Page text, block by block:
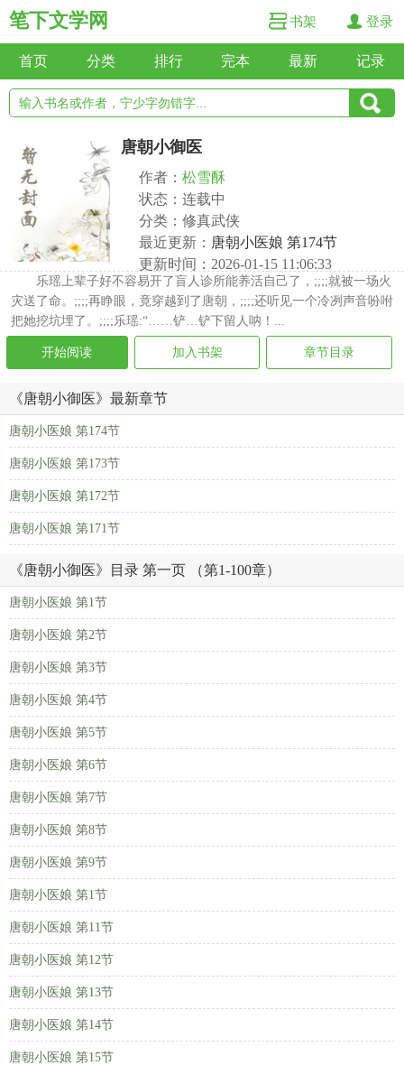
笔下文学网 书架 登录
首页 分类 排行 完本 最新 记录
唐朝小御医
作者： 松雪酥
状态：连载中
分类：修真武侠
最近更新： 唐朝小医娘 第174节
更新时间：2026-01-15 11:06:33
乐瑶上辈子好不容易开了盲人诊所能养活自己了，;;;;就被一场火
灾送了命。;;;;再睁眼，竟穿越到了唐朝，;;;;还听见一个冷冽声音吩咐
把她挖坑埋了。;;;;乐瑶:“……铲…铲下留人呐！...
开始阅读 加入书架 章节目录
《唐朝小御医》最新章节
唐朝小医娘 第174节
唐朝小医娘 第173节
唐朝小医娘 第172节
唐朝小医娘 第171节
《唐朝小御医》目录 第一页 （第1-100章）
唐朝小医娘 第1节
唐朝小医娘 第2节
唐朝小医娘 第3节
唐朝小医娘 第4节
唐朝小医娘 第5节
唐朝小医娘 第6节
唐朝小医娘 第7节
唐朝小医娘 第8节
唐朝小医娘 第9节
唐朝小医娘 第1节
唐朝小医娘 第11节
唐朝小医娘 第12节
唐朝小医娘 第13节
唐朝小医娘 第14节
唐朝小医娘 第15节